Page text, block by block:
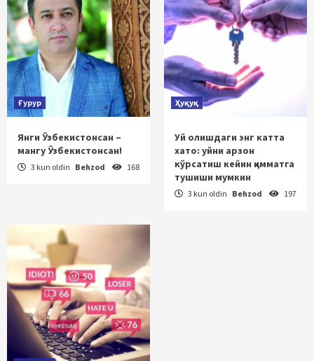
Ғурур
Янги Ўзбекистонсан –
мангу Ўзбекистонсан!
3 kun oldin Behzod 168
Ҳуқуқ
Уй олишдаги энг катта
хато: уйни арзон
кўрсатиш кейин қимматга
тушиши мумкин
3 kun oldin Behzod 197